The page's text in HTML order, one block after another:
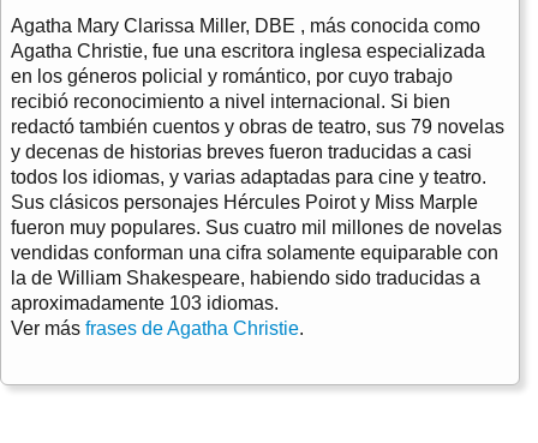
Agatha Mary Clarissa Miller, DBE , más conocida como
Agatha Christie, fue una escritora inglesa especializada
en los géneros policial y romántico, por cuyo trabajo
recibió reconocimiento a nivel internacional. Si bien
redactó también cuentos y obras de teatro, sus 79 novelas
y decenas de historias breves fueron traducidas a casi
todos los idiomas, y varias adaptadas para cine y teatro.
Sus clásicos personajes Hércules Poirot y Miss Marple
fueron muy populares. Sus cuatro mil millones de novelas
vendidas conforman una cifra solamente equiparable con
la de William Shakespeare, habiendo sido traducidas a
aproximadamente 103 idiomas.
Ver más frases de Agatha Christie.